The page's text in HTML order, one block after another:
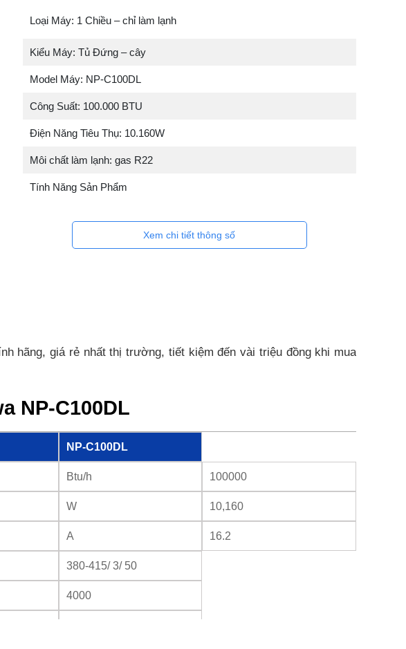
Loại Máy: 1 Chiều – chỉ làm lạnh
Kiểu Máy: Tủ Đứng – cây
Model Máy: NP-C100DL
Công Suất: 100.000 BTU
Điện Năng Tiêu Thụ: 10.160W
Môi chất làm lạnh: gas R22
Tính Năng Sản Phẩm
Xem chi tiết thông số
hãng, giá rẻ nhất thị trường, tiết kiệm đến vài triệu đồng khi mua
NP-C100DL
NP-C100DL
Btu/h 100000
W 10,160
A 16.2
380-415/ 3/ 50
4000